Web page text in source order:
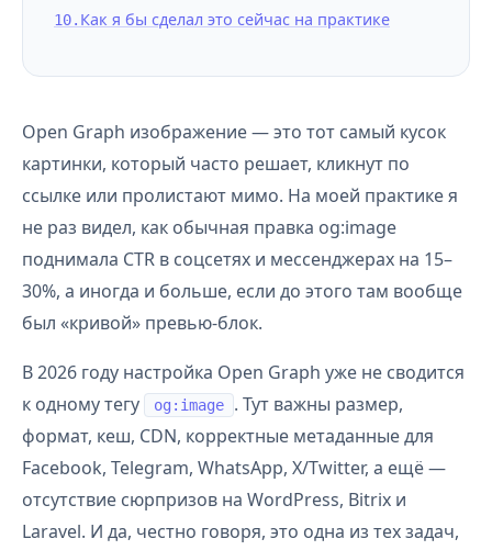
Как я бы сделал это сейчас на практике
Open Graph изображение — это тот самый кусок
картинки, который часто решает, кликнут по
ссылке или пролистают мимо. На моей практике я
не раз видел, как обычная правка og:image
поднимала CTR в соцсетях и мессенджерах на 15–
30%, а иногда и больше, если до этого там вообще
был «кривой» превью-блок.
В 2026 году настройка Open Graph уже не сводится
к одному тегу
og:image
. Тут важны размер,
формат, кеш, CDN, корректные метаданные для
Facebook, Telegram, WhatsApp, X/Twitter, а ещё —
отсутствие сюрпризов на WordPress, Bitrix и
Laravel. И да, честно говоря, это одна из тех задач,